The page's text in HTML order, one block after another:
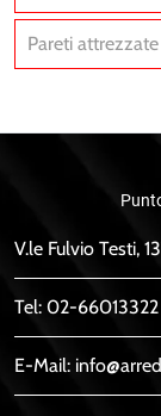
Pareti
V.le Fulvio Testi,
Tel: 02-66013322
E-Mail: